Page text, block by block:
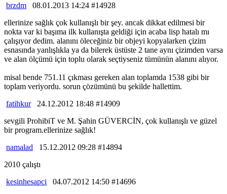
brzdm 08.01.2013 14:24 #14928
ellerinize sağlık çok kullanışlı bir şey. ancak dikkat edilmesi bir
nokta var ki başıma ilk kullanışta geldiği için acaba lisp hatalı mı
çalışıyor dedim. alanını öleceğiniz bir objeyi kopyalarken çizim
esnasında yanlışlıkla ya da bilerek üstüste 2 tane aynı çizimden varsa
ve alan ölçümü için toplu olarak seçtiyseniz tümünün alanını alıyor.
misal bende 751.11 çıkması gereken alan toplamda 1538 gibi bir
toplam veriyordu. sorun çözümünü bu şekilde hallettim.
fatihkur24.12.2012 18:48 #14909
sevgili ProhibiT ve M. Şahin GÜVERCİN, çok kullanışlı ve güzel
bir program.ellerinize sağlık!
namalad 15.12.2012 09:28 #14894
2010 çalıştı
kesinhesapci 04.07.2012 14:50 #14696